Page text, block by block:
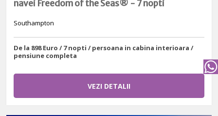
navei Freedom of the Seas® - 7 nopti
Southampton
De la 898 Euro / 7 nopti / persoana in cabina interioara /
pensiune completa
VEZI DETALII